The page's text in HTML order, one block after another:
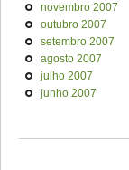
novembro 2007
outubro 2007
setembro 2007
agosto 2007
julho 2007
junho 2007